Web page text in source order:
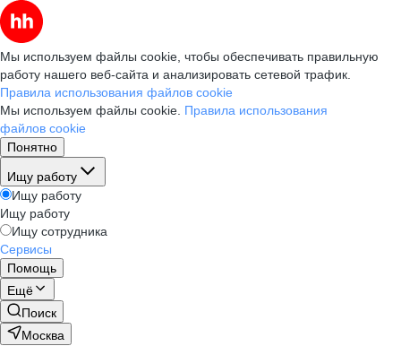
Мы используем файлы cookie, чтобы обеспечивать правильную
работу нашего веб-сайта и анализировать сетевой трафик.
Правила использования файлов cookie
Мы используем файлы cookie. Правила использования
файлов cookie
Понятно
Ищу работу
Ищу работу
Ищу работу
Ищу сотрудника
Сервисы
Помощь
Ещё
Поиск
Москва